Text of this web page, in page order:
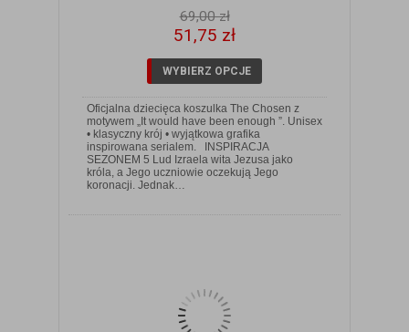
69,00 zł
51,75 zł
WYBIERZ OPCJE
Oficjalna dziecięca koszulka The Chosen z
motywem „It would have been enough ”. Unisex
• klasyczny krój • wyjątkowa grafika
inspirowana serialem. INSPIRACJA
SEZONEM 5 Lud Izraela wita Jezusa jako
króla, a Jego uczniowie oczekują Jego
koronacji. Jednak…
ZOBACZ SZCZEGÓŁY